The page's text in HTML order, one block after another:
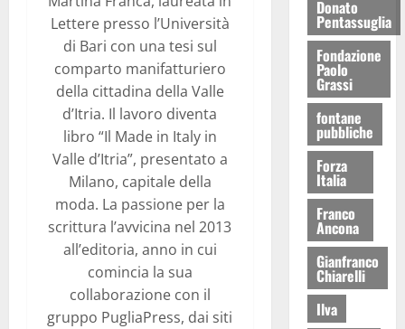
Lettere presso l’Università
di Bari con una tesi sul
comparto manifatturiero
della cittadina della Valle
d’Itria. Il lavoro diventa
libro “Il Made in Italy in
Valle d’Itria”, presentato a
Milano, capitale della
moda. La passione per la
scrittura l’avvicina nel 2013
all’editoria, anno in cui
comincia la sua
collaborazione con il
gruppo PugliaPress, dai siti
Donato
Pentassuglia
Fondazione
Paolo
Grassi
fontane
pubbliche
Forza
Italia
Franco
Ancona
Gianfranco
Chiarelli
Ilva